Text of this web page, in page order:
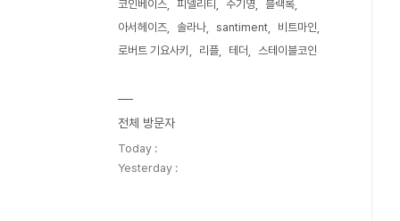
코인베이스 피델리티 주기영
블랙록
아서헤이즈
솔라나 santiment
비트마인
로버트 기요사키
리플 테더 스테이블코인
전체 방문자
Today :
Yesterday :